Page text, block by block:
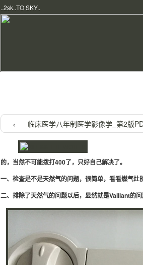
..2sk..TO SKY..
临床医学八年制医学影像学_第2版
的，当然不可能拨打400了，只好自己解决了。
一、检查是不是天然气的问题，很简单，看看燃气灶
二、排除了天然气的问题以后，显然就是Vaillant的问